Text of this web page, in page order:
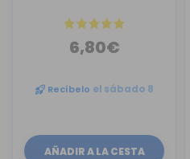
6,80€
Recíbelo el sábado 8
AÑADIR A LA CESTA